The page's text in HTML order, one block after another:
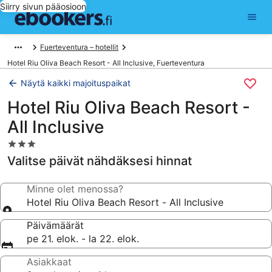
Siirry sivun pääosioon
Fuerteventura – hotellit
Hotel Riu Oliva Beach Resort - All Inclusive, Fuerteventura
Näytä kaikki majoituspaikat
Hotel Riu Oliva Beach Resort -
All Inclusive
3.0
tähden
majoituspaikka
Valitse päivät nähdäksesi hinnat
Minne olet menossa?
Hotel Riu Oliva Beach Resort - All Inclusive
Päivämäärät
pe 21. elok. - la 22. elok.
Asiakkaat